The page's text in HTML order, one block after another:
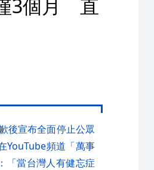
3個月 直
後宣布全面停止公眾
YouTube頻道「萬事
「當台灣人有健忘症